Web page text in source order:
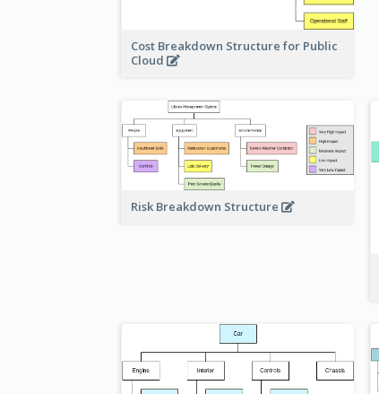
Cost Breakdown Structure for Public
Cloud
Risk Breakdown Structure